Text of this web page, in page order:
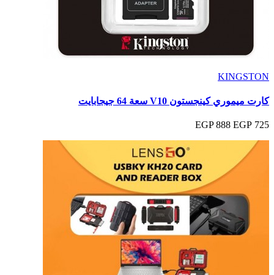
KINGSTON
كارت ميموري كينجستون V10 سعة 64 جيجابايت
725 EGP
888 EGP